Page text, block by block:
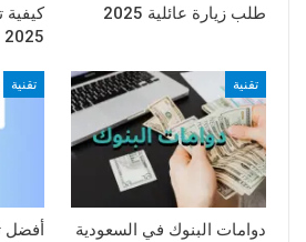
طلب زيارة عائلية 2025
كيفية
2025
تقنية
دوامات البنوك في السعودية
تقنية
أفضل